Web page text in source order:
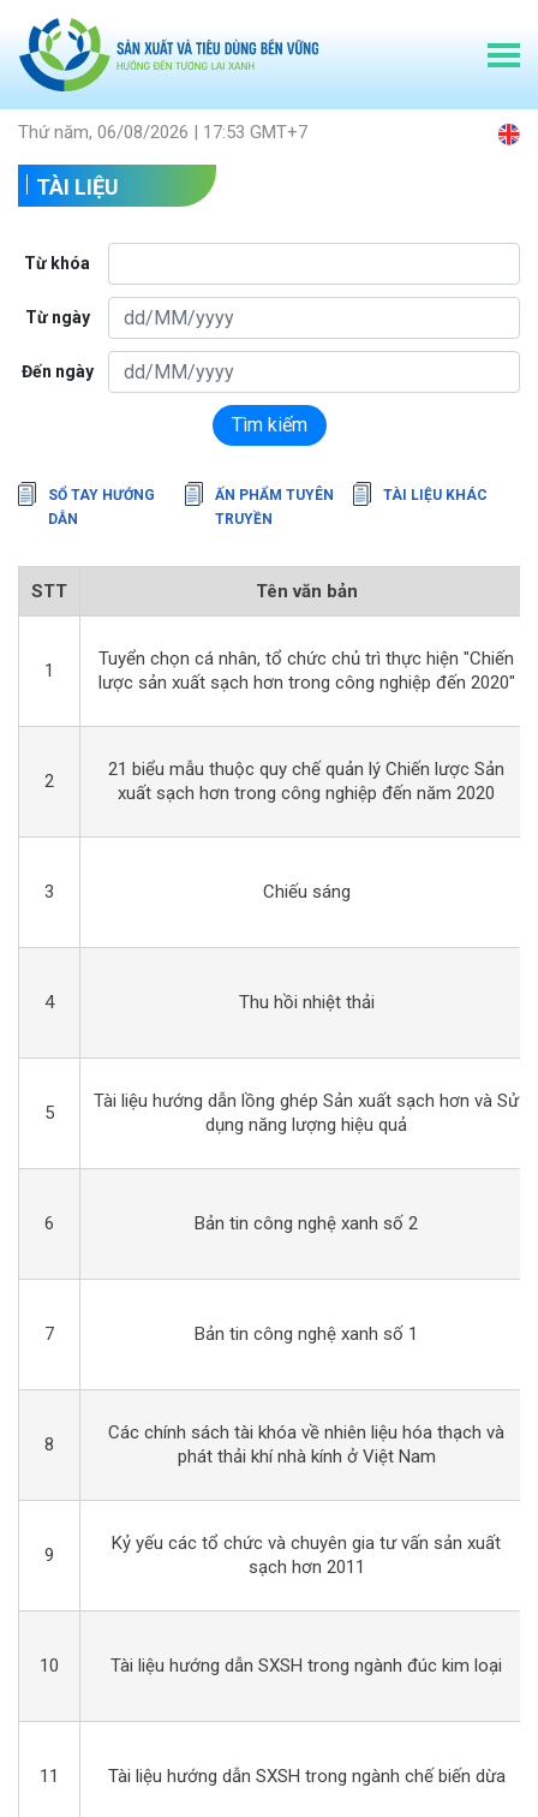
Thứ năm, 06/08/2026 | 17:53 GMT+7
TÀI LIỆU
Từ khóa
Từ ngày
Đến ngày
Tìm kiếm
SỔ TAY HƯỚNG
DẪN
ẤN PHẨM TUYÊN
TRUYỀN
TÀI LIỆU KHÁC
STT Tên văn bản
1
Tuyển chọn cá nhân, tổ chức chủ trì thực hiện "Chiến
lược sản xuất sạch hơn trong công nghiệp đến 2020"
2
21 biểu mẫu thuộc quy chế quản lý Chiến lược Sản
xuất sạch hơn trong công nghiệp đến năm 2020
3 Chiếu sáng
4 Thu hồi nhiệt thải
5
Tài liệu hướng dẫn lồng ghép Sản xuất sạch hơn và Sử
dụng năng lượng hiệu quả
6 Bản tin công nghệ xanh số 2
7 Bản tin công nghệ xanh số 1
8
Các chính sách tài khóa về nhiên liệu hóa thạch và
phát thải khí nhà kính ở Việt Nam
9
Kỷ yếu các tổ chức và chuyên gia tư vấn sản xuất
sạch hơn 2011
10 Tài liệu hướng dẫn SXSH trong ngành đúc kim loại
11 Tài liệu hướng dẫn SXSH trong ngành chế biến dừa